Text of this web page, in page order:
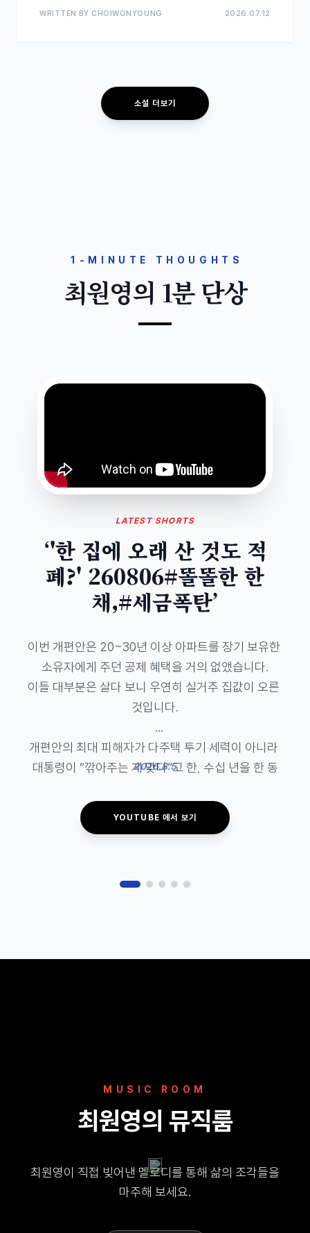
WRITTEN BY CHOIWONYOUNG 2026.07.12
소설 더보기
1-MINUTE THOUGHTS
최원영의 1분 단상
LATEST SHORTS
‘'한 집에 오래 산 것도 적
폐?' 260806#똘똘한 한
채,#세금폭탄’
이번 개편안은 20~30년 이상 아파트를 장기 보유한
소유자에게 주던 공제 혜택을 거의 없앴습니다.
이들 대부분은 살다 보니 우연히 실거주 집값이 오른
것입니다.
개편안의 최대 피해자가 다주택 투기 세력이 아니라
대통령이 “깎아주는 게 맞다”고 한, 수십 년을 한 동
강남 등 고가주택 밀집 지역에 집 한 채를 가진 연금
2026.8.5
YOUTUBE 에서 보기
MUSIC ROOM
최원영의 뮤직룸
최원영이 직접 빚어낸 멜로디를 통해 삶의 조각들을
마주해 보세요.